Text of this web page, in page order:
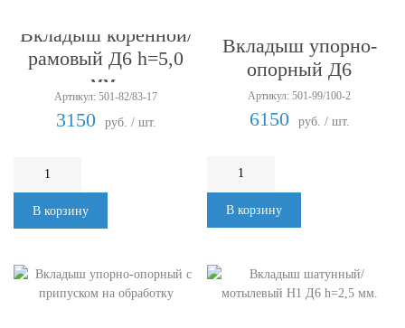
Вкладыш коренной/
рамовый Д6 h=5,0
мм.
Артикул: 501-82/83-17
3150 руб. / шт.
В корзину
Вкладыш упорно-
опорный Д6
Артикул: 501-99/100-2
6150 руб. / шт.
В корзину